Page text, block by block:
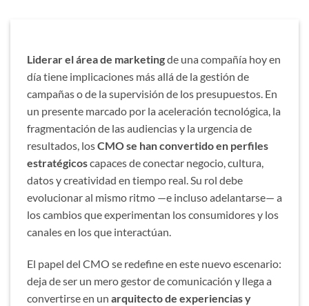
Liderar el área de marketingde una compañía hoy en
día tiene implicaciones más allá de la gestión de
campañas o de la supervisión de los presupuestos. En
un presente marcado por la aceleración tecnológica, la
fragmentación de las audiencias y la urgencia de
resultados, losCMO se han convertido en perfiles
estratégicoscapaces de conectar negocio, cultura,
datos y creatividad en tiempo real. Su rol debe
evolucionar al mismo ritmo —e incluso adelantarse— a
los cambios que experimentan los consumidores y los
canales en los que interactúan.
El papel del CMO se redefine en este nuevo escenario:
deja de ser un mero gestor de comunicación y llega a
convertirse en un arquitecto de experiencias y